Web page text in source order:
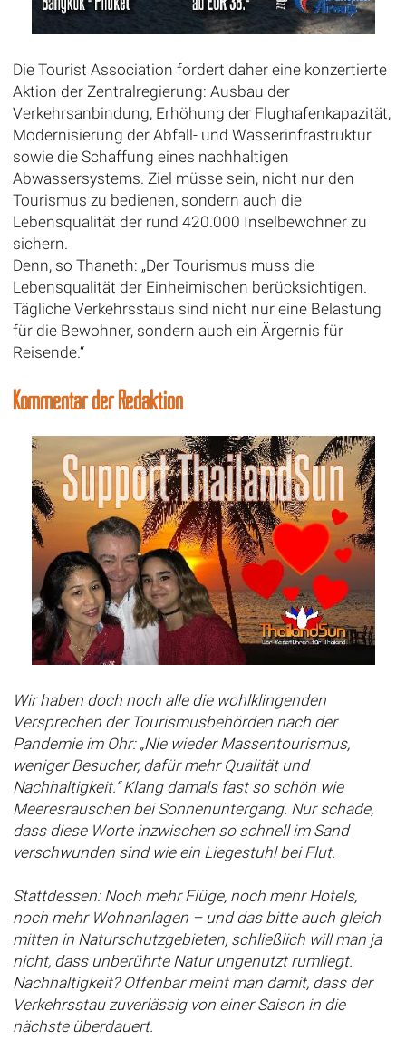
Die Tourist Association fordert daher eine konzertierte
Aktion der Zentralregierung: Ausbau der
Verkehrsanbindung, Erhöhung der Flughafenkapazität,
Modernisierung der Abfall- und Wasserinfrastruktur
sowie die Schaffung eines nachhaltigen
Abwassersystems. Ziel müsse sein, nicht nur den
Tourismus zu bedienen, sondern auch die
Lebensqualität der rund 420.000 Inselbewohner zu
sichern.
Denn, so Thaneth: „Der Tourismus muss die
Lebensqualität der Einheimischen berücksichtigen.
Tägliche Verkehrsstaus sind nicht nur eine Belastung
für die Bewohner, sondern auch ein Ärgernis für
Reisende.“
Kommentar der Redaktion
Wir haben doch noch alle die wohlklingenden
Versprechen der Tourismusbehörden nach der
Pandemie im Ohr: „Nie wieder Massentourismus,
weniger Besucher, dafür mehr Qualität und
Nachhaltigkeit.“ Klang damals fast so schön wie
Meeresrauschen bei Sonnenuntergang. Nur schade,
dass diese Worte inzwischen so schnell im Sand
verschwunden sind wie ein Liegestuhl bei Flut.
Stattdessen: Noch mehr Flüge, noch mehr Hotels,
noch mehr Wohnanlagen – und das bitte auch gleich
mitten in Naturschutzgebieten, schließlich will man ja
nicht, dass unberührte Natur ungenutzt rumliegt.
Nachhaltigkeit? Offenbar meint man damit, dass der
Verkehrsstau zuverlässig von einer Saison in die
nächste überdauert.